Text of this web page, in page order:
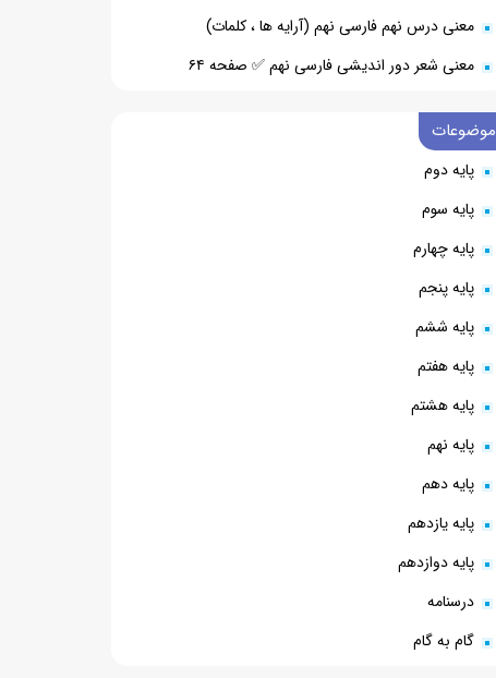
معنی درس نهم فارسی نهم (آرایه ها ، کلمات)
معنی شعر دور اندیشی فارسی نهم ✅ صفحه ۶۴
موضوعات
پایه دوم
پایه سوم
پایه چهارم
پایه پنجم
پایه ششم
پایه هفتم
پایه هشتم
پایه نهم
پایه دهم
پایه یازدهم
پایه دوازدهم
درسنامه
گام به گام